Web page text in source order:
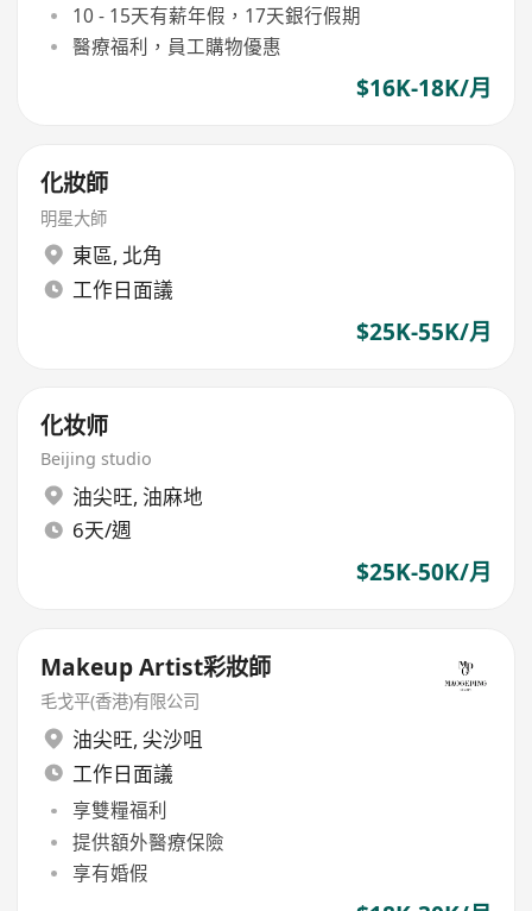
10 - 15天有薪年假，17天銀行假期
醫療福利，員工購物優惠
$16K-18K/月
化妝師
明星大師
東區, 北角
工作日面議
$25K-55K/月
化妆师
Beijing studio
油尖旺, 油麻地
6天/週
$25K-50K/月
Makeup Artist彩妝師
毛戈平(香港)有限公司
油尖旺, 尖沙咀
工作日面議
享雙糧福利
提供額外醫療保險
享有婚假